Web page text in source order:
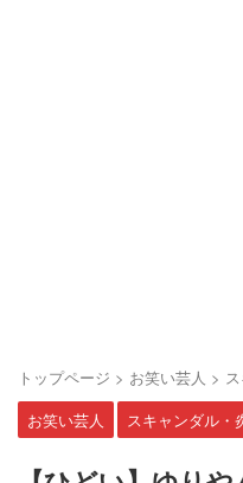
トップページ > お笑い芸人 >
お笑い芸人
スキャンダル・